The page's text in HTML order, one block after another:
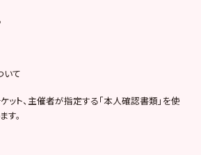
いて
ット、主催者が指定する「本人確認書類」を使
す。